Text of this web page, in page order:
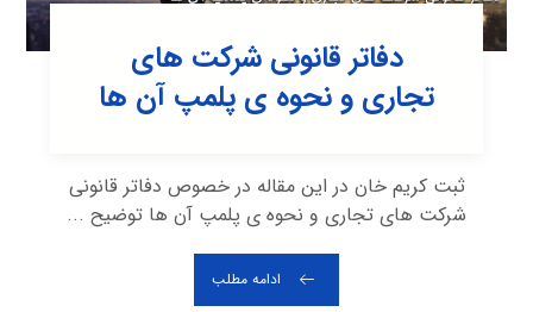
دفاتر قانونی شرکت های
تجاری و نحوه ی پلمپ آن ها
ثبت کریم خان در این مقاله در خصوص دفاتر قانونی
شرکت های تجاری و نحوه ی پلمپ آن ها توضیح ...
ادامه مطلب